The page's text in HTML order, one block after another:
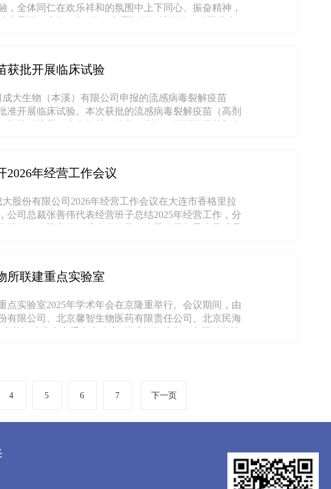
全体同仁在欢乐祥和的氛围中上下同心、振奋精神，
获批开展临床试验
大生物（本溪）有限公司申报的流感病毒裂解疫苗
准开展临床试验。本次获批的流感病毒裂解疫苗（高剂
年经营工作会议
股份有限公司2026年经营工作会议在大连市香格里拉
司总裁张善伟代表经营班子总结2025年经营工作，分
所联建重点实验室
点实验室2025年学术年会在京隆重举行。会议期间，由
有限公司、北京馨智生物医药有限责任公司、北京民海
4 5 6 7 下一页